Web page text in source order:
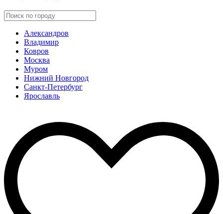
Александров
Владимир
Ковров
Москва
Муром
Нижний Новгород
Санкт-Петербург
Ярославль